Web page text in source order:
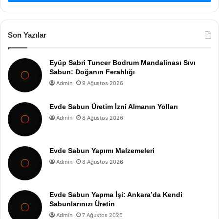
Son Yazılar
Eyüp Sabri Tuncer Bodrum Mandalinası Sıvı
Sabun: Doğanın Ferahlığı
Admin 9 Ağustos 2026
Evde Sabun Üretim İzni Almanın Yolları
Admin 8 Ağustos 2026
Evde Sabun Yapımı Malzemeleri
Admin 8 Ağustos 2026
Evde Sabun Yapma İşi: Ankara’da Kendi
Sabunlarınızı Üretin
Admin 7 Ağustos 2026